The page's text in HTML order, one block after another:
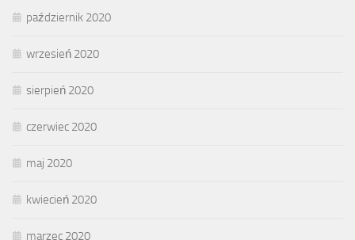
październik 2020
wrzesień 2020
sierpień 2020
czerwiec 2020
maj 2020
kwiecień 2020
marzec 2020